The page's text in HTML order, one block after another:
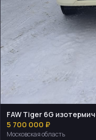
FAW Tiger 6G
5 700 000 ₽
Московская область